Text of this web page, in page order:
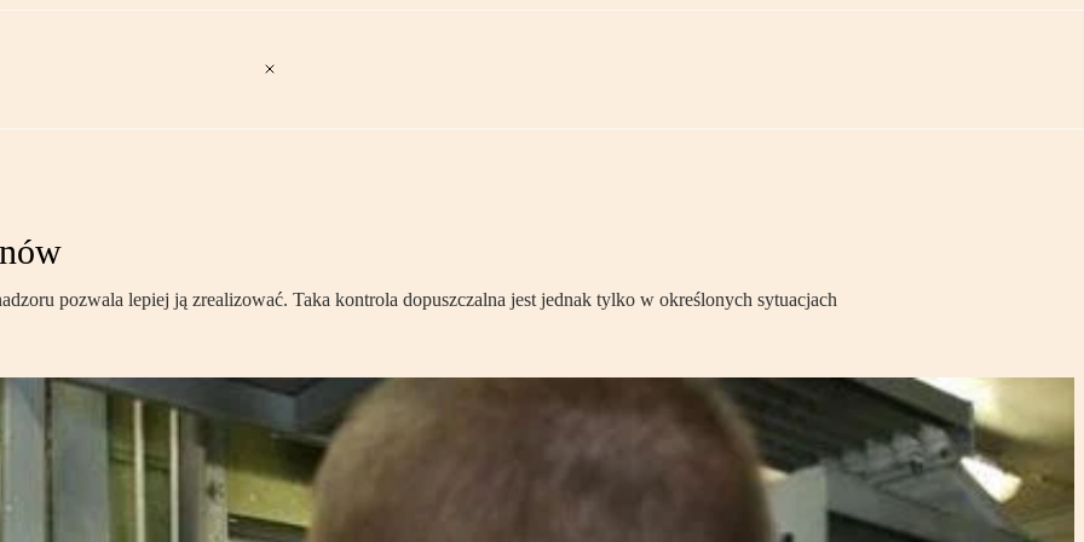
pozwala lepiej ją zrealizować. Taka kontrola dopuszczalna jest jednak tylko w określonych sytuacjach